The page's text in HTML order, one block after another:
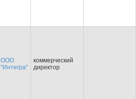
ООО
"Интегра"
коммерческий
директор